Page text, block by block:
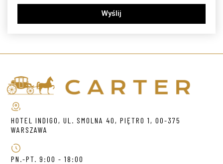
Wyślij
HOTEL INDIGO, UL. SMOLNA 40, PIĘTRO 1, 00-375
WARSZAWA
PN.-PT. 9:00 - 18:00